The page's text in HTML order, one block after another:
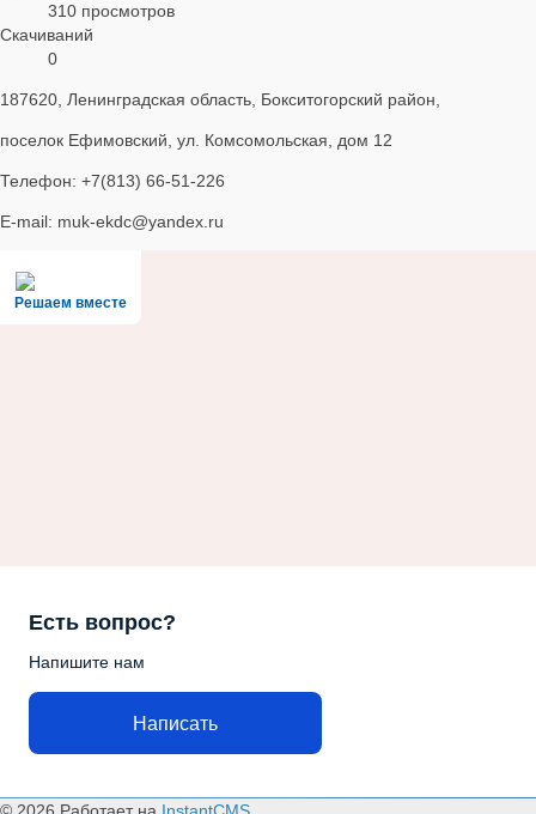
310 просмотров
Скачиваний
0
187620, Ленинградская область, Бокситогорский район,
поселок Ефимовский, ул. Комсомольская, дом 12
Телефон: +7(813) 66-51-226
E-mail: muk-ekdc@yandex.ru
Решаем вместе
Есть вопрос?
Напишите нам
Написать